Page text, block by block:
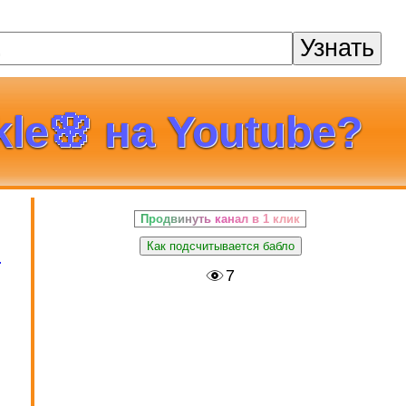
Узнать
на Youtube?
Продвинуть канал в 1 клик
Как подсчитывается бабло
7